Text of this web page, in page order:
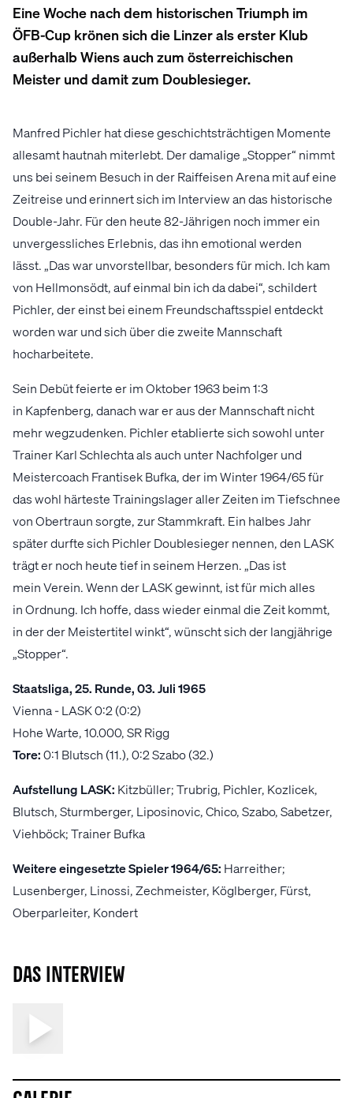
Eine Woche nach dem historischen Triumph im
ÖFB-Cup krönen sich die Linzer als erster Klub
außerhalb Wiens auch zum österreichischen
Meister und damit zum Doublesieger.
Manfred Pichler hat diese geschichtsträchtigen Momente
allesamt hautnah miterlebt. Der damalige „Stopper“ nimmt
uns bei seinem Besuch in der Raiffeisen Arena mit auf eine
Zeitreise und erinnert sich im Interview an das historische
Double-Jahr. Für den heute 82-Jährigen noch immer ein
unvergessliches Erlebnis, das ihn emotional werden
lässt. „Das war unvorstellbar, besonders für mich. Ich kam
von Hellmonsödt, auf einmal bin ich da dabei“, schildert
Pichler, der einst bei einem Freundschaftsspiel entdeckt
worden war und sich über die zweite Mannschaft
hocharbeitete.
Sein Debüt feierte er im Oktober 1963 beim 1:3
in Kapfenberg, danach war er aus der Mannschaft nicht
mehr wegzudenken. Pichler etablierte sich sowohl unter
Trainer Karl Schlechta als auch unter Nachfolger und
Meistercoach Frantisek Bufka, der im Winter 1964/65 für
das wohl härteste Trainingslager aller Zeiten im Tiefschnee
von Obertraun sorgte, zur Stammkraft. Ein halbes Jahr
später durfte sich Pichler Doublesieger nennen, den LASK
trägt er noch heute tief in seinem Herzen. „Das ist
mein Verein. Wenn der LASK gewinnt, ist für mich alles
in Ordnung. Ich hoffe, dass wieder einmal die Zeit kommt,
in der der Meistertitel winkt“, wünscht sich der langjährige
„Stopper“.
Staatsliga, 25. Runde, 03. Juli 1965
Vienna - LASK 0:2 (0:2)
Hohe Warte, 10.000, SR Rigg
Tore:0:1 Blutsch (11.), 0:2 Szabo (32.)
Aufstellung LASK: Kitzbüller; Trubrig, Pichler, Kozlicek,
Blutsch, Sturmberger, Liposinovic, Chico, Szabo, Sabetzer,
Viehböck; Trainer Bufka
Weitere eingesetzte Spieler 1964/65: Harreither;
Lusenberger, Linossi, Zechmeister, Köglberger, Fürst,
Oberparleiter, Kondert
Das Interview